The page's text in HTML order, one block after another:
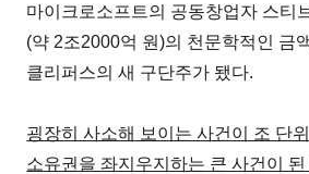
마이크로소프트의 공동창업자 스티
(약 2조2000억 원)의 천문학적인 금
클리퍼스의 새 구단주가 됐다.
굉장히 사소해 보이는 사건이 조 단
소유권을 좌지우지하는 큰 사건이 된